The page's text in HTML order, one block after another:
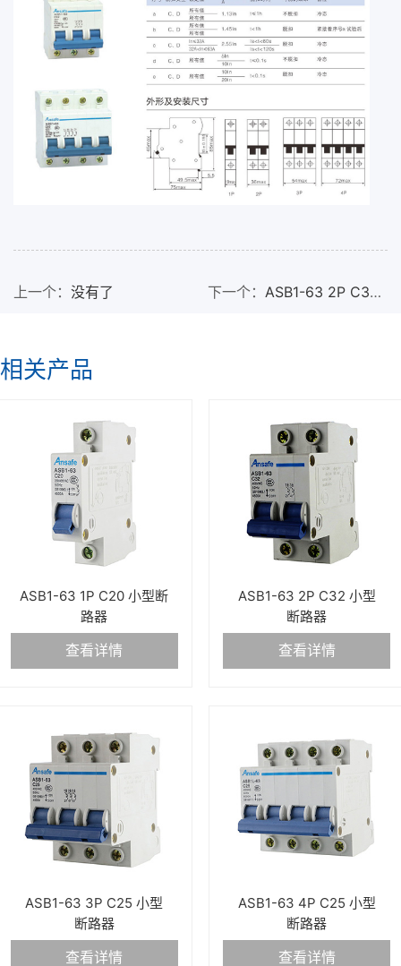
上一个： 没有了 下一个： ASB1-63 2P C32
相关产品
ASB1-63 1P C20 小型断
路器
查看详情
ASB1-63 2P C32 小型
断路器
查看详情
ASB1-63 3P C25 小型
断路器
查看详情
ASB1-63 4P C25 小型
断路器
查看详情